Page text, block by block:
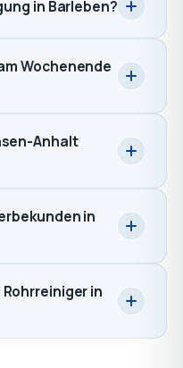
in Barleben?
Wochenende
Anhalt
in
in